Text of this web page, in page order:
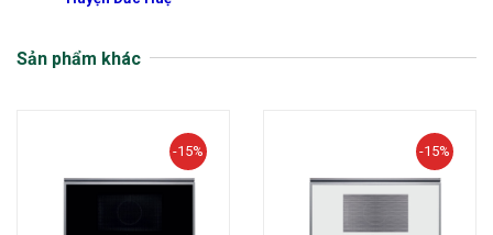
Sản phẩm khác
-15% -15%